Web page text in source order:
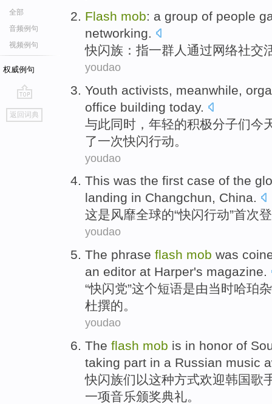
全部
音频例句
视频例句
权威例句
go
top
返回词典
Flash mob: a group of people
networking.
快闪族： 指一群 人 通过网络社交
youdao
Youth activists meanwhile
office building today.
与此同时 ， 年轻的积极分子们今
了一次快闪行动。
youdao
This was the first case of the
landing in Changchun, China.
这是风靡全球的“快闪行动”首次
youdao
The phrase flash mob was
an editor at Harper's magazine.
“快闪党”这个短语是由当时哈珀
杜撰的。
youdao
The flash mob is in honor of
taking part in a Russian music
快闪族们 以这种方式欢迎韩国歌
一项音乐颁奖典礼。